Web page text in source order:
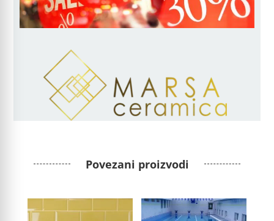
Povezani proizvodi